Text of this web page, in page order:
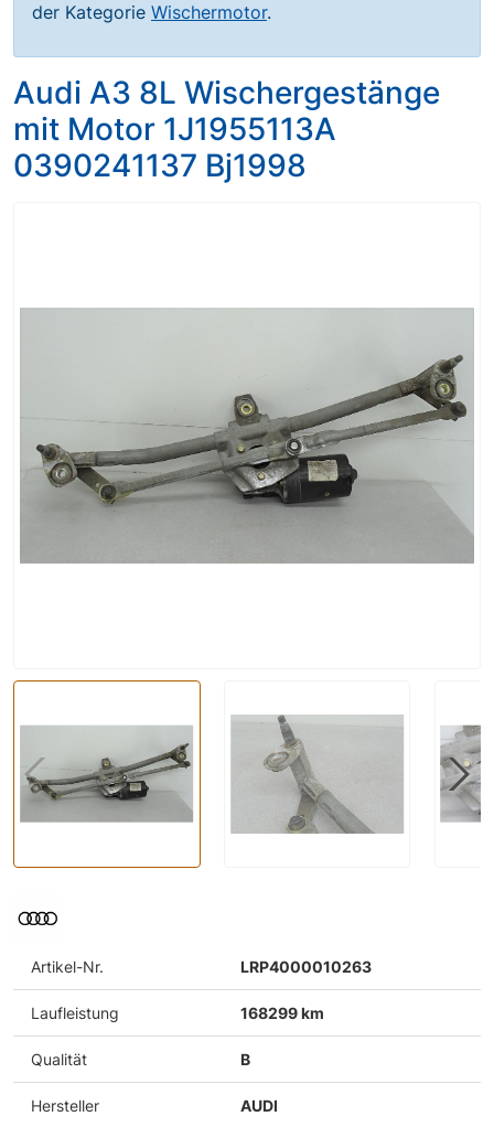
der Kategorie Wischermotor.
Audi A3 8L Wischergestänge
mit Motor 1J1955113A
0390241137 Bj1998
Artikel-Nr. LRP4000010263
Laufleistung 168299 km
Qualität B
Hersteller AUDI